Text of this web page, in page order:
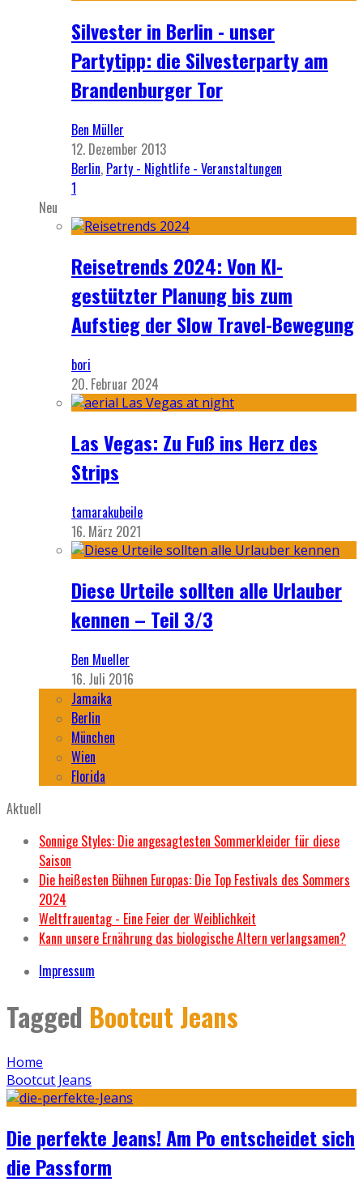
Silvester in Berlin - unser
Partytipp: die Silvesterparty am
Brandenburger Tor
Ben Müller
12. Dezember 2013
Berlin, Party - Nightlife - Veranstaltungen
1
Neu
Reisetrends 2024: Von KI-
gestützter Planung bis zum
Aufstieg der Slow Travel-Bewegung
bori
20. Februar 2024
Las Vegas: Zu Fuß ins Herz des
Strips
tamarakubeile
16. März 2021
Diese Urteile sollten alle Urlauber
kennen – Teil 3/3
Ben Mueller
16. Juli 2016
Jamaika
Berlin
München
Wien
Florida
Aktuell
Sonnige Styles: Die angesagtesten Sommerkleider für diese
Saison
Die heißesten Bühnen Europas: Die Top Festivals des Sommers
2024
Weltfrauentag - Eine Feier der Weiblichkeit
Kann unsere Ernährung das biologische Altern verlangsamen?
Impressum
Tagged Bootcut Jeans
Home
Bootcut Jeans
Die perfekte Jeans! Am Po entscheidet sich
die Passform